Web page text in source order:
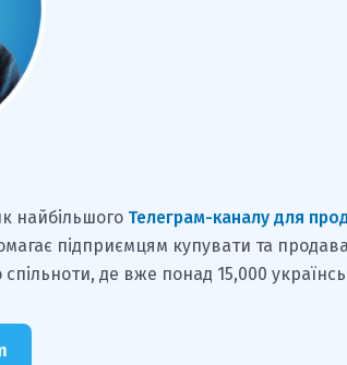
найбільшого Телеграм-каналу для
підприємцям купувати та
де вже понад 15,000